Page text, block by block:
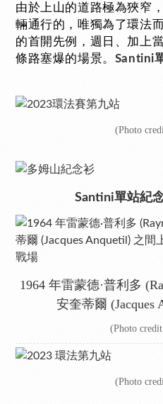
由於上山的道路極為狹窄
輛通行的，唯獨為了環法
的首開先例，週日、加上
條路塞爆的場景。
Santini
(Photo
Santini單站紀
1964 年雷蒙德·普利多
安奎蒂爾 (Jacques
(Photo
(Photo